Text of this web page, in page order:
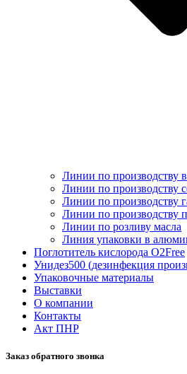
Линии по производству
Линии по производству
Линии по производству
Линии по производству
Линии по розливу масла
Линия упаковки в
Поглотитель кислорода O2Free
Унидез500 (дезинфекция
Упаковочные материалы
Выставки
О компании
Контакты
Акт ПНР
Заказ обратного звонка